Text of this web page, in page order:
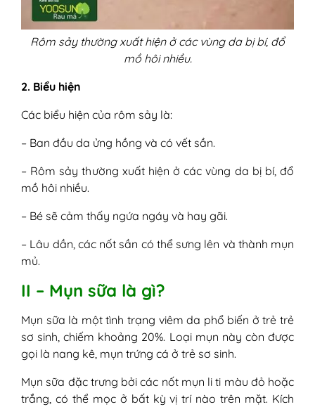
Rôm sảy thường xuất hiện ở các vùng da bị bí, đổ
mồ hôi nhiều.
2. Biểu hiện
Các biểu hiện của rôm sảy là:
– Ban đầu da ửng hồng và có vết sần.
– Rôm sảy thường xuất hiện ở các vùng da bị bí, đổ
mồ hôi nhiều.
– Bé sẽ cảm thấy ngứa ngáy và hay gãi.
– Lâu dần, các nốt sần có thể sưng lên và thành mụn
mủ.
II – Mụn sữa là gì?
Mụn sữa là một tình trạng viêm da phổ biến ở trẻ trẻ
sơ sinh, chiếm khoảng 20%. Loại mụn này còn được
gọi là nang kê, mụn trứng cá ở trẻ sơ sinh.
Mụn sữa đặc trưng bởi các nốt mụn li ti màu đỏ hoặc
trắng, có thể mọc ở bất kỳ vị trí nào trên mặt. Kích